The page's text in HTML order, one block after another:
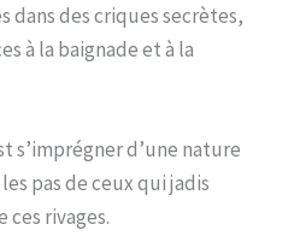
dans des criques secrètes,
à la baignade et à la
s’imprégner d’une nature
pas de ceux qui jadis
rivages.